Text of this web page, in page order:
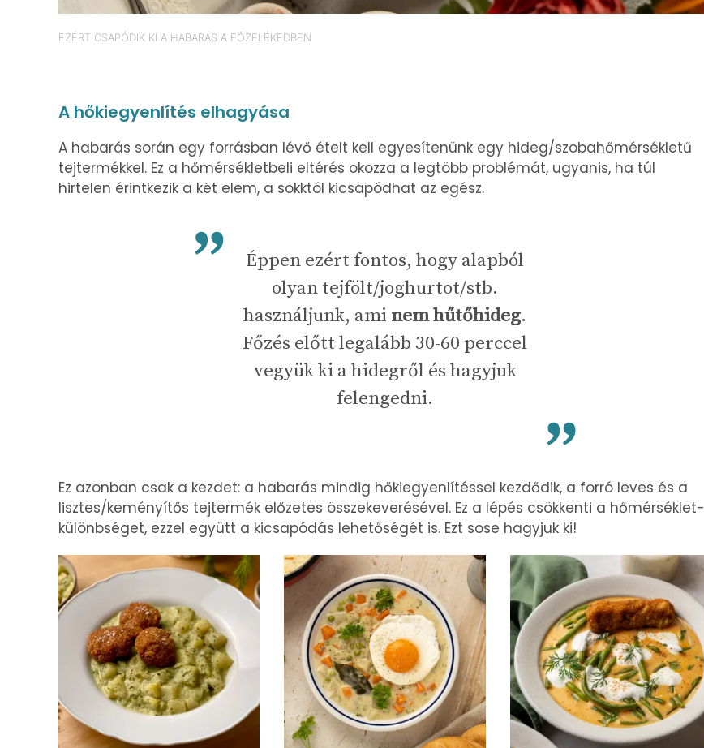
EZÉRT CSAPÓDIK KI A HABARÁS A FŐZELÉKEDBEN
A hőkiegyenlítés elhagyása
A habarás során egy forrásban lévő ételt kell egyesítenünk egy hideg/szobahőmérsékletű
tejtermékkel. Ez a hőmérsékletbeli eltérés okozza a legtöbb problémát, ugyanis, ha túl
hirtelen érintkezik a két elem, a sokktól kicsapódhat az egész.
Éppen ezért fontos, hogy alapból
olyan tejfölt/joghurtot/stb.
használjunk, ami nem hűtőhideg.
Főzés előtt legalább 30-60 perccel
vegyük ki a hidegről és hagyjuk
felengedni.
Ez azonban csak a kezdet: a habarás mindig hőkiegyenlítéssel kezdődik, a forró leves és a
lisztes/keményítős tejtermék előzetes összekeverésével. Ez a lépés csökkenti a hőmérséklet-
különbséget, ezzel együtt a kicsapódás lehetőségét is. Ezt sose hagyjuk ki!